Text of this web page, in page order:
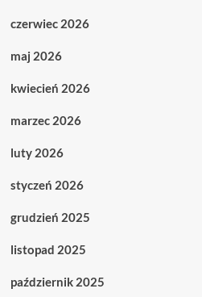
czerwiec 2026
maj 2026
kwiecień 2026
marzec 2026
luty 2026
styczeń 2026
grudzień 2025
listopad 2025
październik 2025